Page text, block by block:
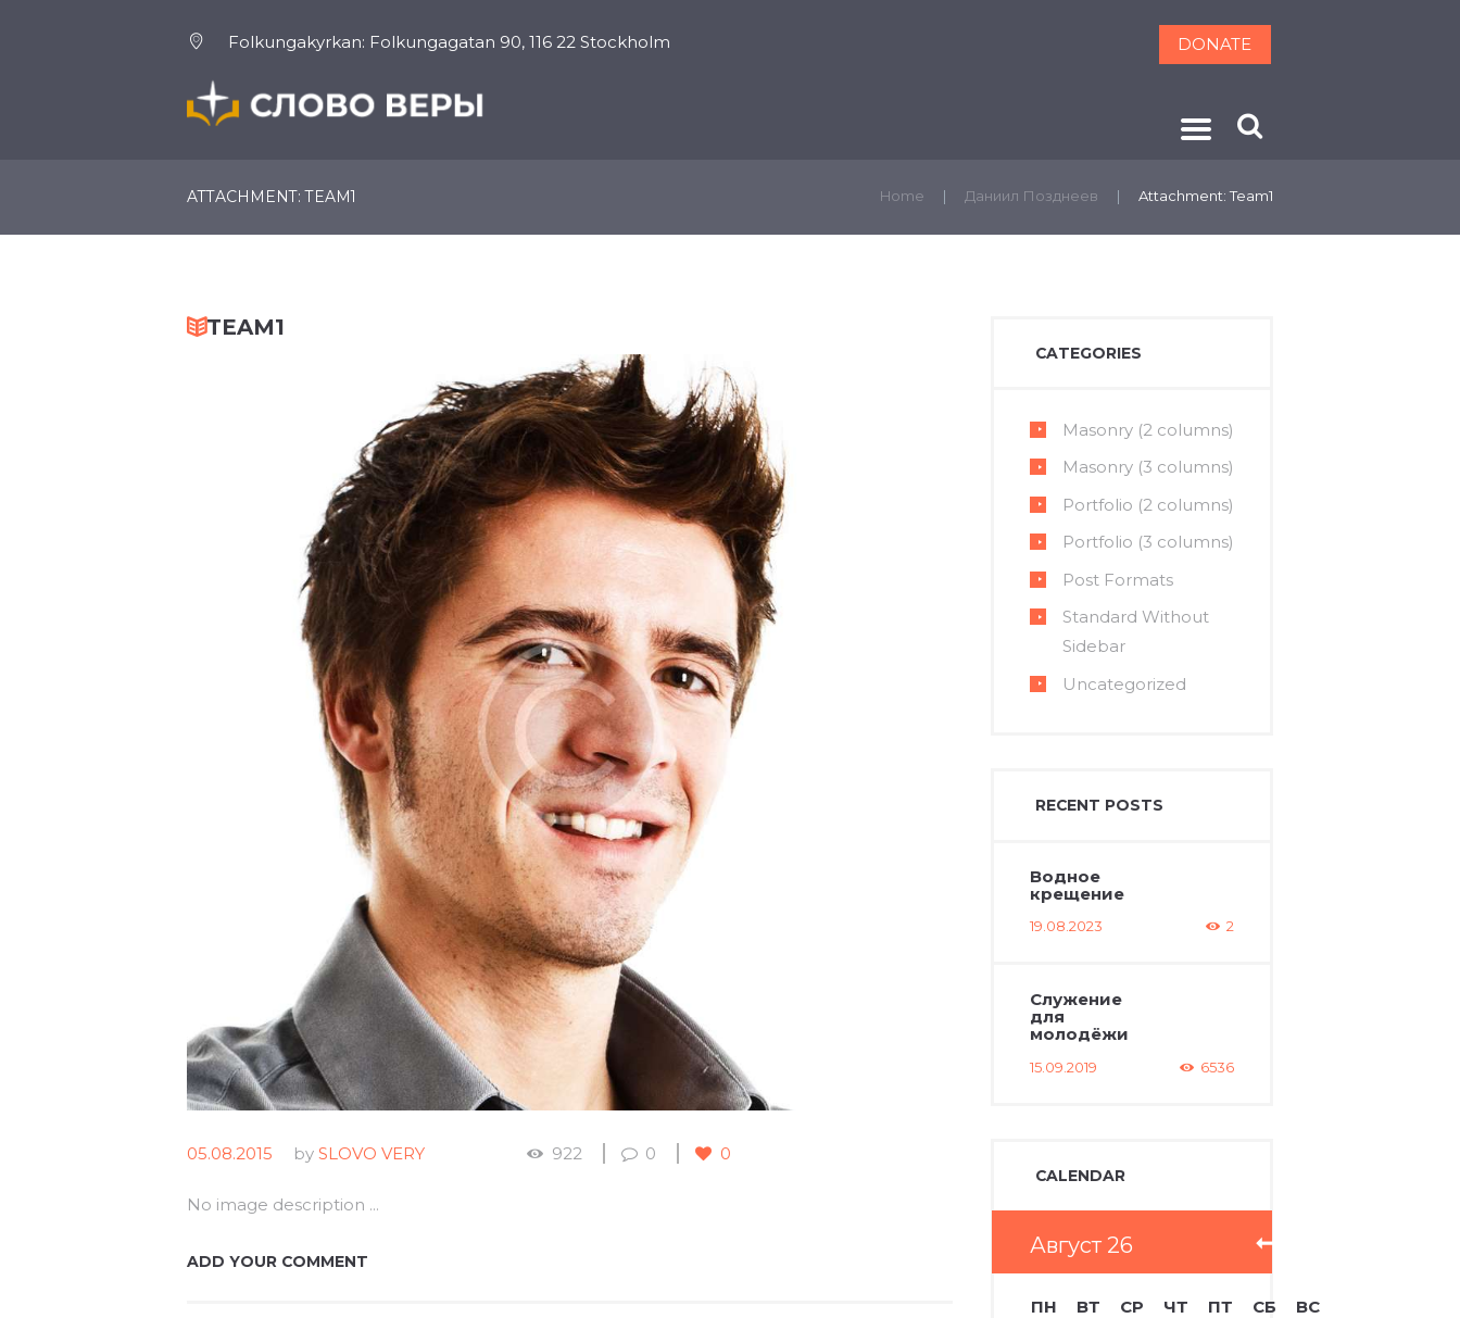
Folkungakyrkan: Folkungagatan 90, 116 22 Stockholm DONATE
ГЛАВНАЯ О НАС
ATTACHMENT: TEAM1 Home Даниил Позднеев Attachment: Team1
TEAM1
05.08.2015 by SLOVO VERY 922 0 0
No image description ...
ADD YOUR COMMENT
CATEGORIES
Masonry (2 columns)
Masonry (3 columns)
Portfolio (2 columns)
Portfolio (3 columns)
Post Formats
Standard Without
Sidebar
Uncategorized
RECENT POSTS
Водное
крещение
19.08.2023 2
Служение
для
молодёжи
15.09.2019 6536
CALENDAR
Август 26
ПН ВТ СР ЧТ ПТ СБ
ВС